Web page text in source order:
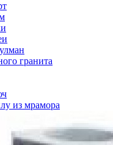
гранита
из мрамора